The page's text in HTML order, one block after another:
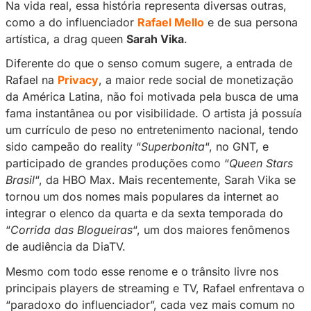
Na vida real, essa história representa
artística, a drag queenSarah Vika.